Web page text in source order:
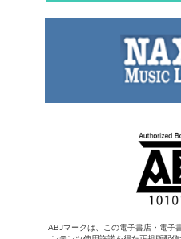
ABJマークは、この電子書店・電子